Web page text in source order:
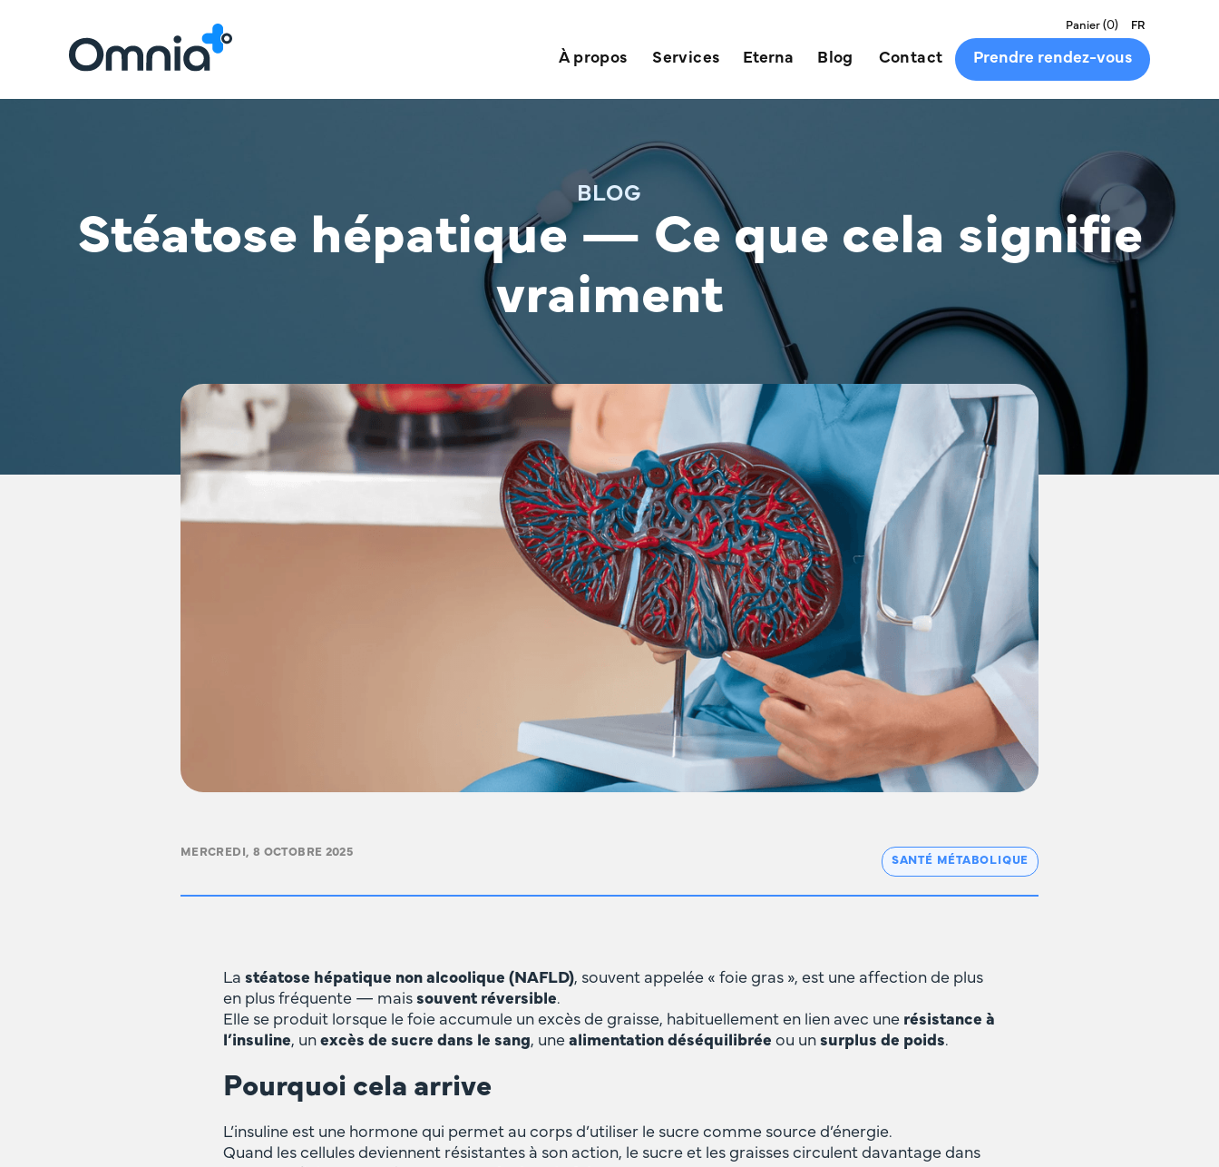
Panier (0) FR
À propos Services Eterna Blog Contact Prendre rendez-vous
BLOG
Stéatose hépatique — Ce que cela signifie
vraiment
MERCREDI, 8 OCTOBRE 2025
SANTÉ MÉTABOLIQUE
Lastéatose hépatique non alcoolique (NAFLD), souvent appelée « foie gras », est une affection de plus
en plus fréquente — maissouvent réversible.
Elle se produit lorsque le foie accumule un excès de graisse, habituellement en lien avec une résistance à
l’insuline, unexcès de sucre dans le sang, unealimentation déséquilibrée ou unsurplus de poids.
Pourquoi cela arrive
L’insuline est une hormone qui permet au corps d’utiliser le sucre comme source d’énergie.
Quand les cellules deviennent résistantes à son action, le sucre et les graisses circulent davantage dans